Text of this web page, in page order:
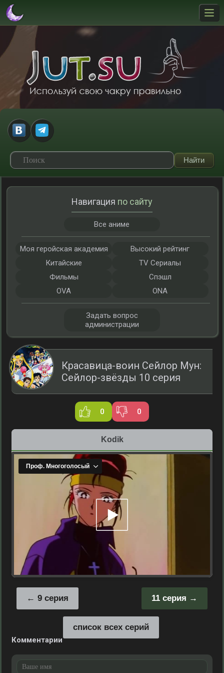
Красавица-воин Сейлор Мун:
Сейлор-звёзды 10 серия
0 0
Kodik
11 серия
9 серия
список всех серий
Комментарии
Навигация по сайту
Все аниме
Моя геройская академия
Высокий рейтинг
Китайские
TV Сериалы
Фильмы
Спэшл
OVA
ONA
Задать вопрос
администрации